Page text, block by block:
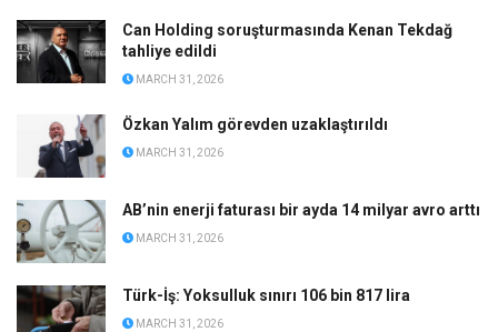
Can Holding soruşturmasında Kenan Tekdağ
tahliye edildi
MARCH 31, 2026
Özkan Yalım görevden uzaklaştırıldı
MARCH 31, 2026
AB’nin enerji faturası bir ayda 14 milyar avro arttı
MARCH 31, 2026
Türk-İş: Yoksulluk sınırı 106 bin 817 lira
MARCH 31, 2026